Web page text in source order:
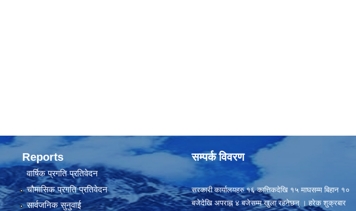
Reports
वार्षिक प्रगति प्रतिवेदन
चौमासिक प्रगति प्रतिवेदन
सार्वजनिक सुनुवाई
सम्पर्क विवरण
सरकारी कार्यालयहरु १६ कात्तिकदेखि १५ माघसम्म बिहान १०
बजेदेखि अपराह्न ४ बजेसम्म खुला रहनेछन् । हरेक शुक्रबार